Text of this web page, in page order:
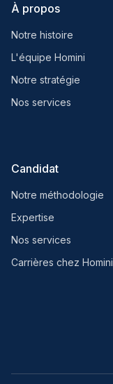
À propos
Notre histoire
L'équipe Homini
Notre stratégie
Nos services
Candidat
Notre méthodologie
Expertise
Nos services
Carrières chez Homini